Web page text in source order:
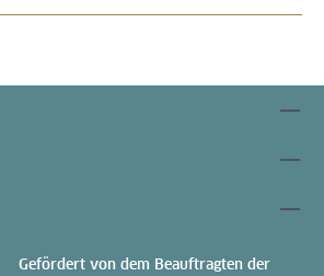
Gefördert von dem Beauftragten der